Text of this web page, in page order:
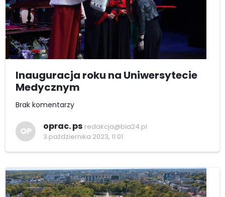
Inauguracja roku na Uniwersytecie
Medycznym
Brak komentarzy
OP oprac. ps redakcja@bia24.pl
3 października 2023, 11:01